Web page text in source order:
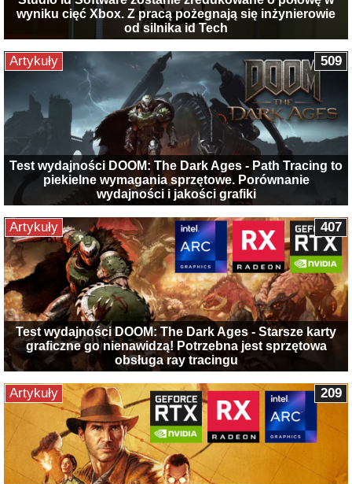
wyniku cięć Xbox. Z pracą pożegnają się inżynierowie
od silnika id Tech
Test wydajności DOOM: The Dark Ages - Path Tracing to
piekielne wymagania sprzętowe. Porównanie
wydajności i jakości grafiki
509
Artykuły
Test wydajności DOOM: The Dark Ages - Starsze karty
graficzne go nienawidzą! Potrzebna jest sprzętowa
obsługa ray tracingu
407
Artykuły
209
Artykuły